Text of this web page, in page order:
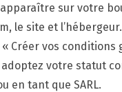
sur votre
le site et
Créer vos conditions
votre statut
en tant que SARL.